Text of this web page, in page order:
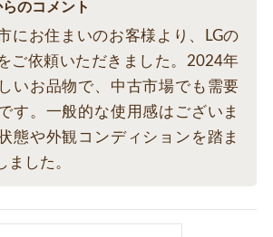
のコメント
にお住まいのお客様より、LGの
ご依頼いただきました。2024年
いお品物で、中古市場でも需要
す。一般的な使用感はございま
態や外観コンディションを踏ま
ました。